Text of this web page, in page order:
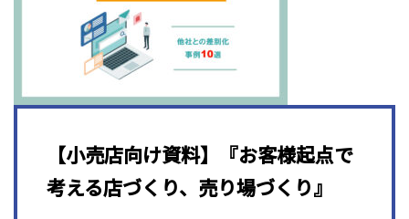
【小売店向け資料】『お客様起点で
考える店づくり、売り場づくり』